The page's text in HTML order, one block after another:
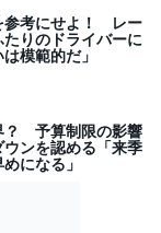
参考にせよ！ レー
りのドライバーに
模範的だ」
？ 予算制限の影響
ンを認める「来季
になる」